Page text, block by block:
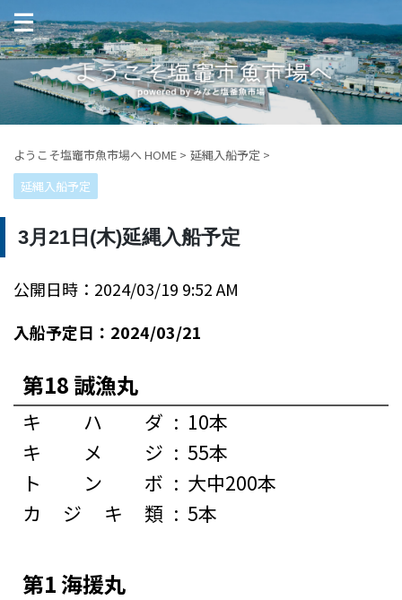
ようこそ塩竈市魚市場へ HOME > 延縄入船予定 >
延縄入船予定
3月21日(木)延縄入船予定
公開日時：2024/03/19 9:52 AM
入船予定日：2024/03/21
第18 誠漁丸
キハダ : 10本
キメジ : 55本
トンボ : 大中200本
カジキ類 : 5本
第1 海援丸